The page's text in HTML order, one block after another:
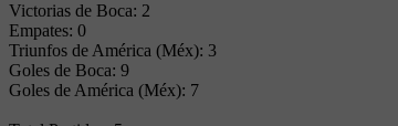
Victorias de Boca: 2
Empates: 0
Triunfos de América (Méx): 3
Goles de Boca: 9
Goles de América (Méx): 7